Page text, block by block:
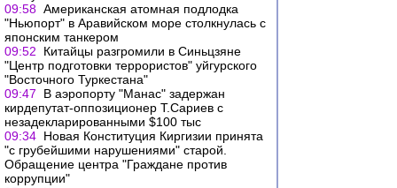
09:58 Американская атомная подлодка
"Ньюпорт" в Аравийском море столкнулась с
японским танкером
09:52
Китайцы разгромили в Синьцзяне
"Центр подготовки террористов" уйгурского
"Восточного Туркестана"
09:47
В аэропорту "Манас" задержан
кирдепутат-оппозиционер Т.Сариев с
незадекларированными $100 тыс
09:34 Новая Конституция Киргизии принята
"с грубейшими нарушениями" старой.
Обращение центра "Граждане против
коррупции"